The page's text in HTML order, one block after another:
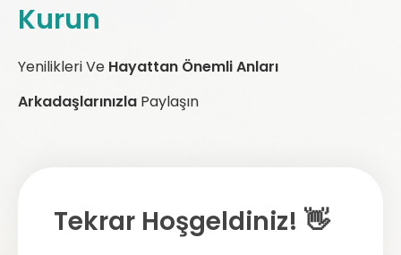
Kurun
Yenilikleri Ve Hayattan Önemli Anları
Arkadaşlarınızla Paylaşın
Tekrar Hoşgeldiniz! 👋